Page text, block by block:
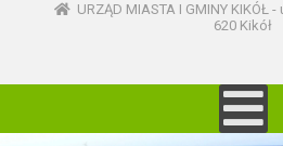
URZĄD MIASTA I GMINY KIKÓŁ
620 Kikół